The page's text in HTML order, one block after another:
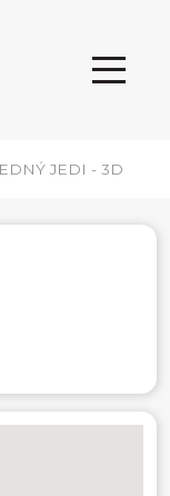
JEDI - 3D